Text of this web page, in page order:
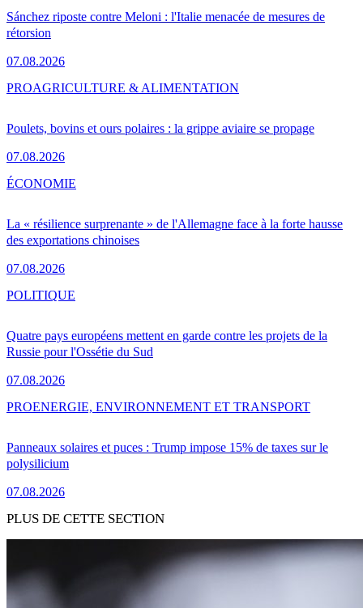
Sánchez riposte contre Meloni : l'Italie menacée de mesures de
rétorsion
07.08.2026
Poulets, bovins et ours polaires : la grippe aviaire se propage
07.08.2026
PROAGRICULTURE & ALIMENTATION
La « résilience surprenante » de l'Allemagne face à la forte hausse
des exportations chinoises
07.08.2026
ÉCONOMIE
Quatre pays européens mettent en garde contre les projets de la
Russie pour l'Ossétie du Sud
07.08.2026
POLITIQUE
Panneaux solaires et puces : Trump impose 15% de taxes sur le
polysilicium
07.08.2026
PROENERGIE, ENVIRONNEMENT ET TRANSPORT
PLUS DE CETTE SECTION